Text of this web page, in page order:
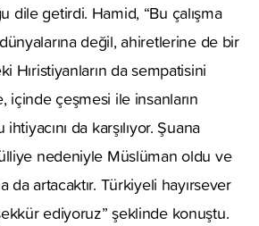
dile getirdi. Hamid, “Bu çalışma
değil, ahiretlerine de bir
Hıristiyanların da sempatisini
içinde çeşmesi ile insanların
da karşılıyor. Şuana
nedeniyle Müslüman oldu ve
da artacaktır. Türkiyeli hayırsever
ediyoruz” şeklinde konuştu.